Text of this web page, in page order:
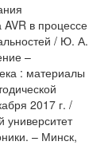
в процессе
/ Ю. А.
–
: материалы
2017 г. /
университет
– Минск,